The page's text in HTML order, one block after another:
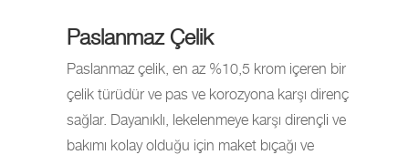
Paslanmaz Çelik
Paslanmaz çelik, en az %10,5 krom içeren bir
çelik türüdür ve pas ve korozyona karşı direnç
sağlar. Dayanıklı, lekelenmeye karşı dirençli ve
bakımı kolay olduğu için maket bıçağı ve